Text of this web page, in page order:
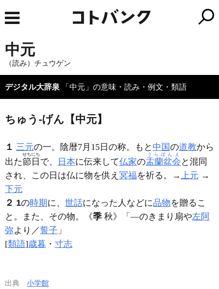
中元
（読み）チュウゲン
デジタル大辞泉 「中元」の意味・読み・例文・類語
ちゅう‐げん【中元】
１ 三元の一。陰暦7月15日の称。もと 中国の道教から
出た節日
せちにち
で、 日本に伝来して仏家の盂蘭盆会
うらぼんえ
と混同
され、この日は仏に物を供え 冥福を祈る。→上元 →
下元
２ 1の時期に、 世話になった人などに品物を贈るこ
と。また、その物。
《季 秋》 「―のきまり扇や左阿
弥より／誓子 」
[類語]歳暮 ・ 寸志
出典 小学館